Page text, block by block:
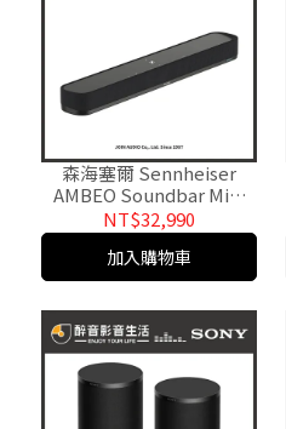
森海塞爾 Sennheiser
AMBEO Soundbar Mini
7.1.4聲道家庭劇院聲霸系
統.台灣公司貨
NT$32,990
加入購物車